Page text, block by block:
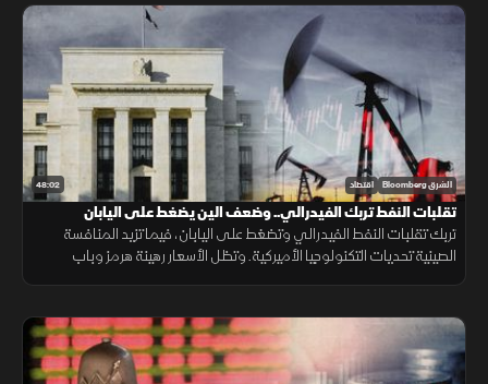
48:02 الشرق Bloomberg اقتصاد
تقلبات النفط تربك الفيدرالي.. وضعف الين يضغط على اليابان
تربك تقلبات النفط الفيدرالي وتضغط على اليابان، فيما تزيد المنافسة
الصينية تحديات التكنولوجيا الأميركية. وتظل الأسعار رهينة هرمز وباب